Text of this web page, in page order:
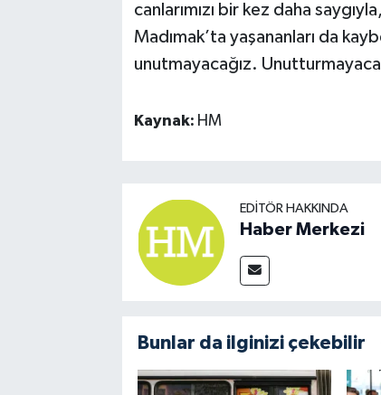
canlarımızı bir kez daha
Madımak’ta yaşananları da
unutmayacağız.
Kaynak: HM
EDITÖR HAKKINDA
Haber Merkezi
Bunlar da ilginizi çekebilir